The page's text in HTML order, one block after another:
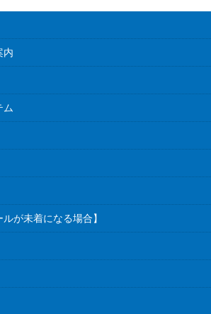
内
ム
が未着になる場合】